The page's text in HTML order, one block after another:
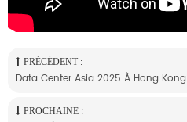
PRÉCÉDENT :
Data Center Asia 2025 À Hong Kong
PROCHAINE :